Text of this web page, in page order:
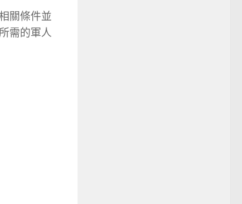
關條件並
需的軍人